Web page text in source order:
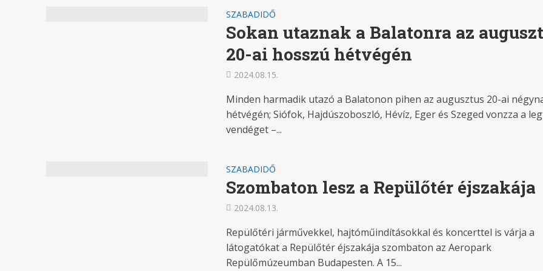
SZABADIDŐ
Sokan utaznak a Balatonra az
20-ai hosszú hétvégén
2024.08.15.
Minden harmadik utazó a Balatonon pihen az augusztus 20-ai
hétvégén; Siófok, Hajdúszoboszló, Hévíz, Eger és Szeged vonzza a
vendéget –...
SZABADIDŐ
Szombaton lesz a Repülőtér éjszakája
2024.08.13.
Repülőtéri járművekkel, hajtóműindításokkal és koncerttel is várja a
látogatókat a Repülőtér éjszakája szombaton az Aeropark
Repülőmúzeumban Budapesten. A 15...